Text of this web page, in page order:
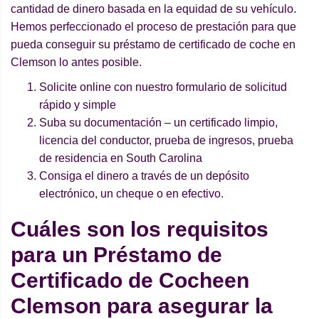
cantidad de dinero basada en la equidad de su vehículo.
Hemos perfeccionado el proceso de prestación para que
pueda conseguir su préstamo de certificado de coche en
Clemson lo antes posible.
Solicite online con nuestro formulario de solicitud
rápido y simple
Suba su documentación – un certificado limpio,
licencia del conductor, prueba de ingresos, prueba
de residencia en South Carolina
Consiga el dinero a través de un depósito
electrónico, un cheque o en efectivo.
Cuáles son los requisitos
para un Préstamo de
Certificado de Cocheen
Clemson para asegurar la